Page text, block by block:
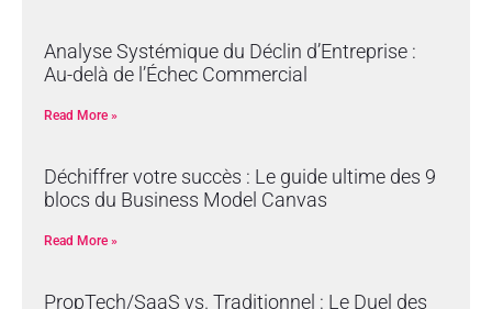
Analyse Systémique du Déclin d’Entreprise :
Au-delà de l’Échec Commercial
Read More »
Déchiffrer votre succès : Le guide ultime des 9
blocs du Business Model Canvas
Read More »
PropTech/SaaS vs. Traditionnel : Le Duel des